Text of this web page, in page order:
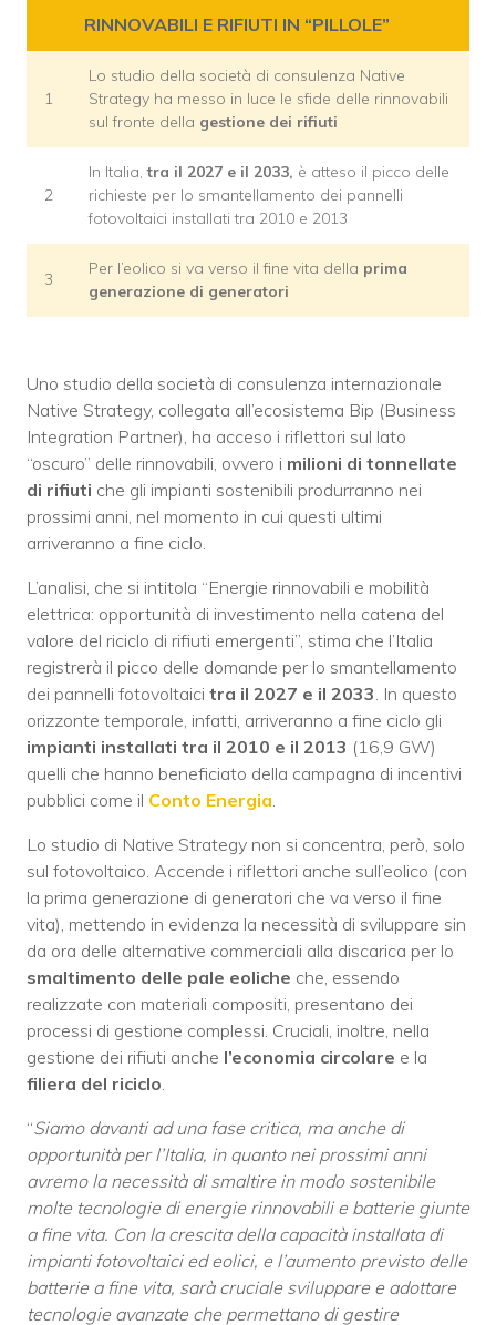
RINNOVABILI E RIFIUTI IN “PILLOLE”
1
Lo studio della società di consulenza Native
Strategy ha messo in luce le sfide delle rinnovabili
sul fronte della gestione dei rifiuti
2
In Italia,tra il 2027 e il 2033, è atteso il picco delle
richieste per lo smantellamento dei pannelli
fotovoltaici installati tra 2010 e 2013
3
Per l’eolico si va verso il fine vita della prima
generazione di generatori
Uno studio della società di consulenza internazionale
Native Strategy, collegata all’ecosistema Bip (Business
Integration Partner), ha acceso i riflettori sul lato
“oscuro” delle rinnovabili, ovvero i milioni di tonnellate
di rifiuti che gli impianti sostenibili produrranno nei
prossimi anni, nel momento in cui questi ultimi
arriveranno a fine ciclo.
L’analisi, che si intitola “Energie rinnovabili e mobilità
elettrica: opportunità di investimento nella catena del
valore del riciclo di rifiuti emergenti”, stima che l’Italia
registrerà il picco delle domande per lo smantellamento
dei pannelli fotovoltaici tra il 2027 e il 2033. In questo
orizzonte temporale, infatti, arriveranno a fine ciclo gli
impianti installati tra il 2010 e il 2013 (16,9 GW)
quelli che hanno beneficiato della campagna di incentivi
pubblici come il Conto Energia.
Lo studio di Native Strategy non si concentra, però, solo
sul fotovoltaico. Accende i riflettori anche sull’eolico (con
la prima generazione di generatori che va verso il fine
vita), mettendo in evidenza la necessità di sviluppare sin
da ora delle alternative commerciali alla discarica per lo
smaltimento delle pale eoliche che, essendo
realizzate con materiali compositi, presentano dei
processi di gestione complessi. Cruciali, inoltre, nella
gestione dei rifiuti anche l’economia circolare e la
filiera del riciclo.
“Siamo davanti ad una fase critica, ma anche di
opportunità per l’Italia, in quanto nei prossimi anni
avremo la necessità di smaltire in modo sostenibile
molte tecnologie di energie rinnovabili e batterie giunte
a fine vita. Con la crescita della capacità installata di
impianti fotovoltaici ed eolici, e l’aumento previsto delle
batterie a fine vita, sarà cruciale sviluppare e adottare
tecnologie avanzate che permettano di gestire